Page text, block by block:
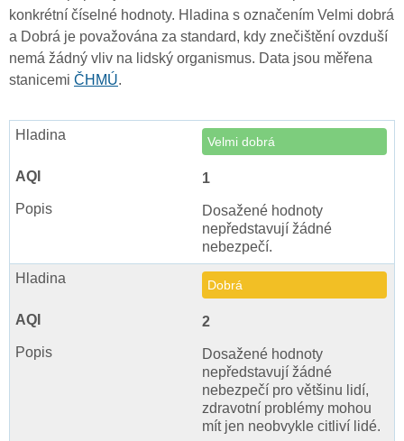
konkrétní číselné hodnoty. Hladina s označením Velmi dobrá
a Dobrá je považována za standard, kdy znečištění ovzduší
nemá žádný vliv na lidský organismus. Data jsou měřena
stanicemi ČHMÚ.
Velmi dobrá
1
Dosažené hodnoty
nepředstavují žádné
nebezpečí.
Dobrá
2
Dosažené hodnoty
nepředstavují žádné
nebezpečí pro většinu lidí,
zdravotní problémy mohou
mít jen neobvykle citliví lidé.